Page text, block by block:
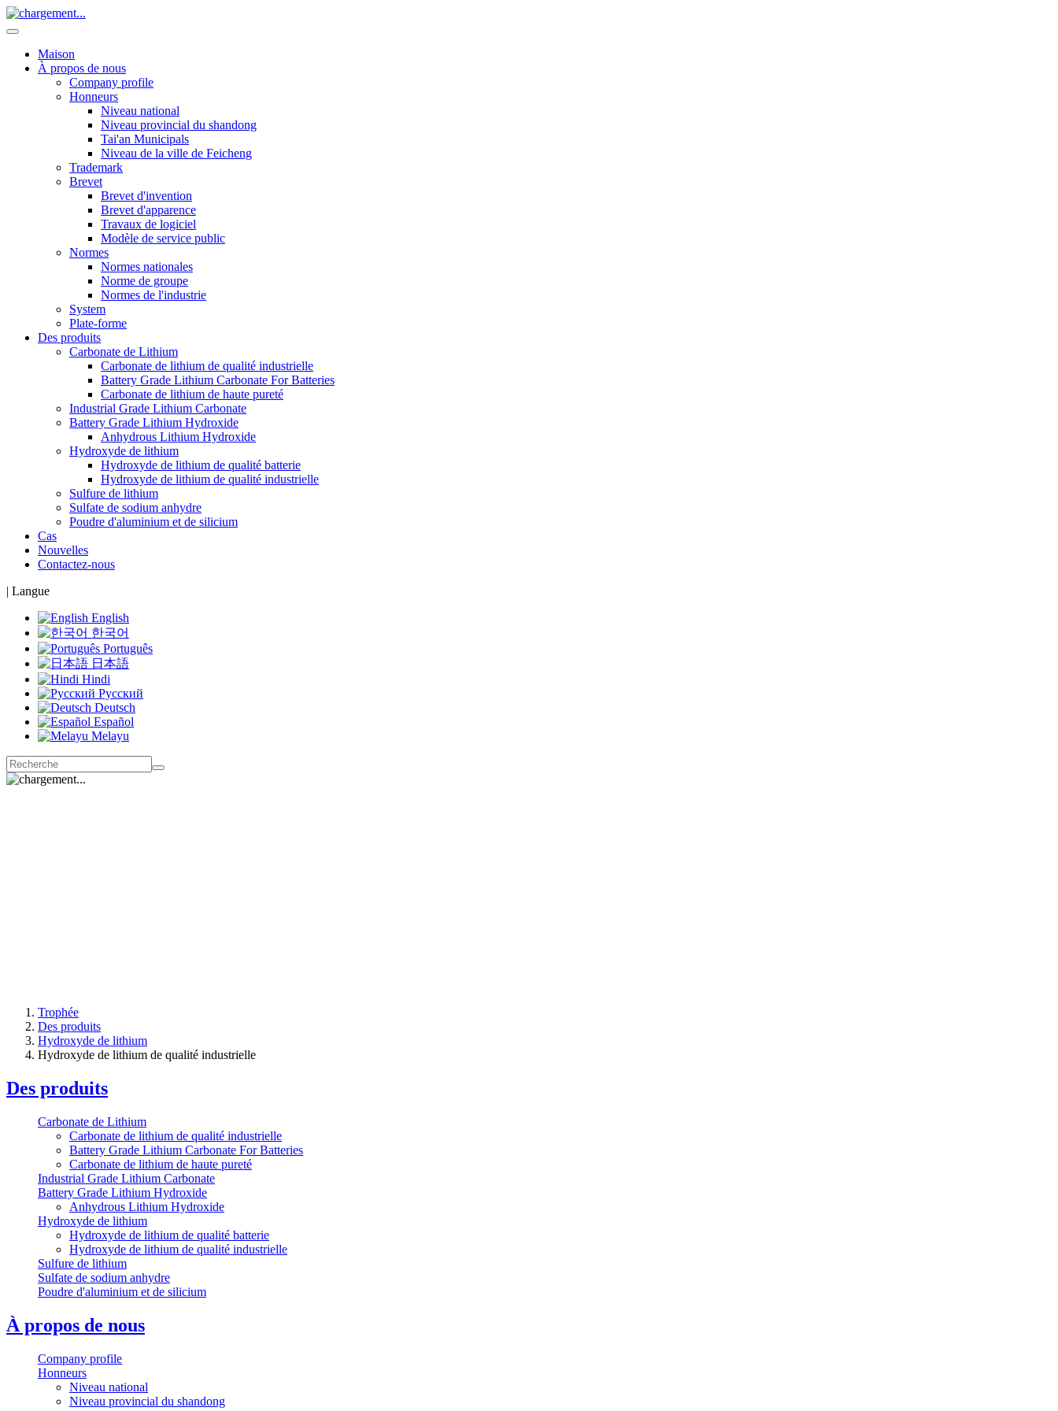
Maison
À propos de nous
Company profile
Honneurs
Niveau national
Niveau provincial du shandong
Tai'an Municipals
Niveau de la ville de Feicheng
Trademark
Brevet
Brevet d'invention
Brevet d'apparence
Travaux de logiciel
Modèle de service public
Normes
Normes nationales
Norme de groupe
Normes de l'industrie
System
Plate-forme
Des produits
Carbonate de Lithium
Carbonate de lithium de qualité industrielle
Battery Grade Lithium Carbonate For Batteries
Carbonate de lithium de haute pureté
Industrial Grade Lithium Carbonate
Battery Grade Lithium Hydroxide
Anhydrous Lithium Hydroxide
Hydroxyde de lithium
Hydroxyde de lithium de qualité batterie
Hydroxyde de lithium de qualité industrielle
Sulfure de lithium
Sulfate de sodium anhydre
Poudre d'aluminium et de silicium
Cas
Nouvelles
Contactez-nous
| Langue
English
한국어
Português
日本語
Hindi
Русский
Deutsch
Español
Melayu
Trophée
Des produits
Hydroxyde de lithium
Hydroxyde de lithium de qualité industrielle
Des produits
Carbonate de Lithium
Carbonate de lithium de qualité industrielle
Battery Grade Lithium Carbonate For Batteries
Carbonate de lithium de haute pureté
Industrial Grade Lithium Carbonate
Battery Grade Lithium Hydroxide
Anhydrous Lithium Hydroxide
Hydroxyde de lithium
Hydroxyde de lithium de qualité batterie
Hydroxyde de lithium de qualité industrielle
Sulfure de lithium
Sulfate de sodium anhydre
Poudre d'aluminium et de silicium
À propos de nous
Company profile
Honneurs
Niveau national
Niveau provincial du shandong